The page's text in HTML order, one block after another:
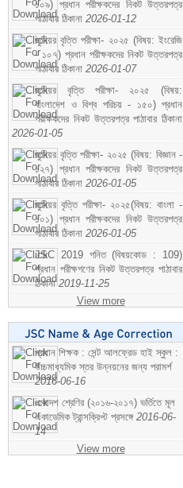
১০৯) প্রধান পরীক্ষকদের নিকট উত্তরপত্র
পাঠাবার ঠিকানা 2026-01-12
জুনিয়র বৃত্তি পরীক্ষা- ২০২৫ (বিষয়: ইংরেজি
- ১০৭) প্রধান পরীক্ষকদের নিকট উত্তরপত্র
পাঠাবার ঠিকানা 2026-01-07
জুনিয়র বৃত্তি পরীক্ষা- ২০২৫ (বিষয়:
বাংলাদেশ ও বিশ্ব পরিচয় - ১৫০) প্রধান
পরীক্ষকদের নিকট উত্তরপত্র পাঠাবার ঠিকানা
2026-01-05
জুনিয়র বৃত্তি পরীক্ষা- ২০২৫ (বিষয়: বিজ্ঞান -
১২৭) প্রধান পরীক্ষকদের নিকট উত্তরপত্র
পাঠাবার ঠিকানা 2026-01-05
জুনিয়র বৃত্তি পরীক্ষা- ২০২৫(বিষয়: বাংলা -
১০১) প্রধান পরীক্ষকদের নিকট উত্তরপত্র
পাঠাবার ঠিকানা 2026-01-05
JSC 2019 গনিত (বিষয়কোড : 109)
প্রধান পরীক্ষগণের নিকট উত্তরপত্র পাঠাবার
ঠিকানা2019-11-25
View more
প্রধান শিক্ষক : সেন্ট আলফ্রেড হাই স্কুল :
উচ্চমাধ্যমিক স্তর উন্নয়নের জন্য পরামর্শ
2016-06-16
একাদশ শ্রেণির (২০১৬-২০১৭) ভর্তিতে মূল
একাডেমিক ট্রান্সক্রিপ্ট প্রসঙ্গে 2016-06-
14
View more